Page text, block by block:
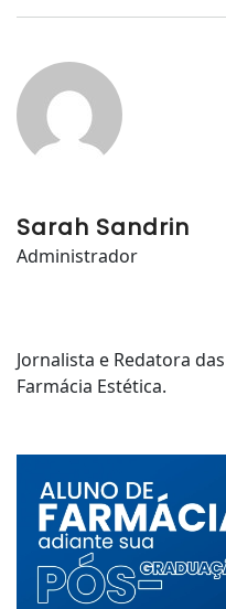
Sarah Sandrin
Administrador
Jornalista e Redatora
Farmácia Estética.